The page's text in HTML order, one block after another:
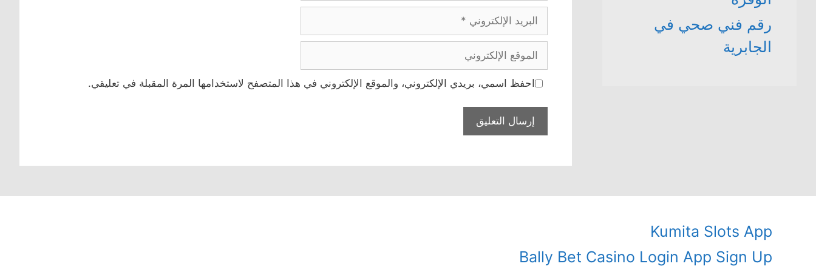
البريد
الإلكتروني
الموقع
الإلكتروني
احفظ اسمي، بريدي الإلكتروني، والموقع الإلكتروني في هذا المتصفح لاستخدامها المرة المقبلة في تعليقي.
رقم فني صحي في
الجابرية
Kumita Slots App
Bally Bet Casino Login App Sign Up